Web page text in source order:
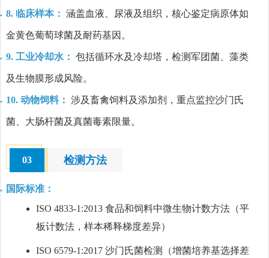
8. 临床样本： 涵盖血液、尿液及组织，核心鉴定病原体如
金黄色葡萄球菌及耐药基因。
9. 工业冷却水： 包括循环水及冷却塔，检测军团菌、藻类
及生物膜形成风险。
10. 动物饲料： 涉及畜禽饲料及添加剂，重点监控沙门氏
菌、大肠杆菌及真菌毒素限量。
03 检测方法
国际标准：
ISO 4833-1:2013 食品和饲料中微生物计数方法（平
板计数法，样本稀释梯度差异）
ISO 6579-1:2017 沙门氏菌检测（增菌培养基选择差